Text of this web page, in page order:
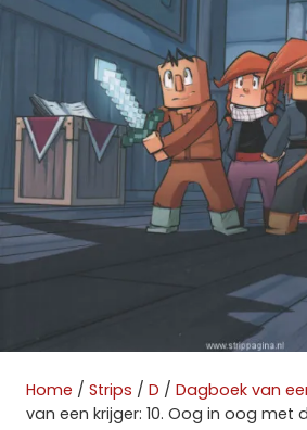
Home / Strips / D / Dagboek van
van een krijger: 10. Oog in oog met